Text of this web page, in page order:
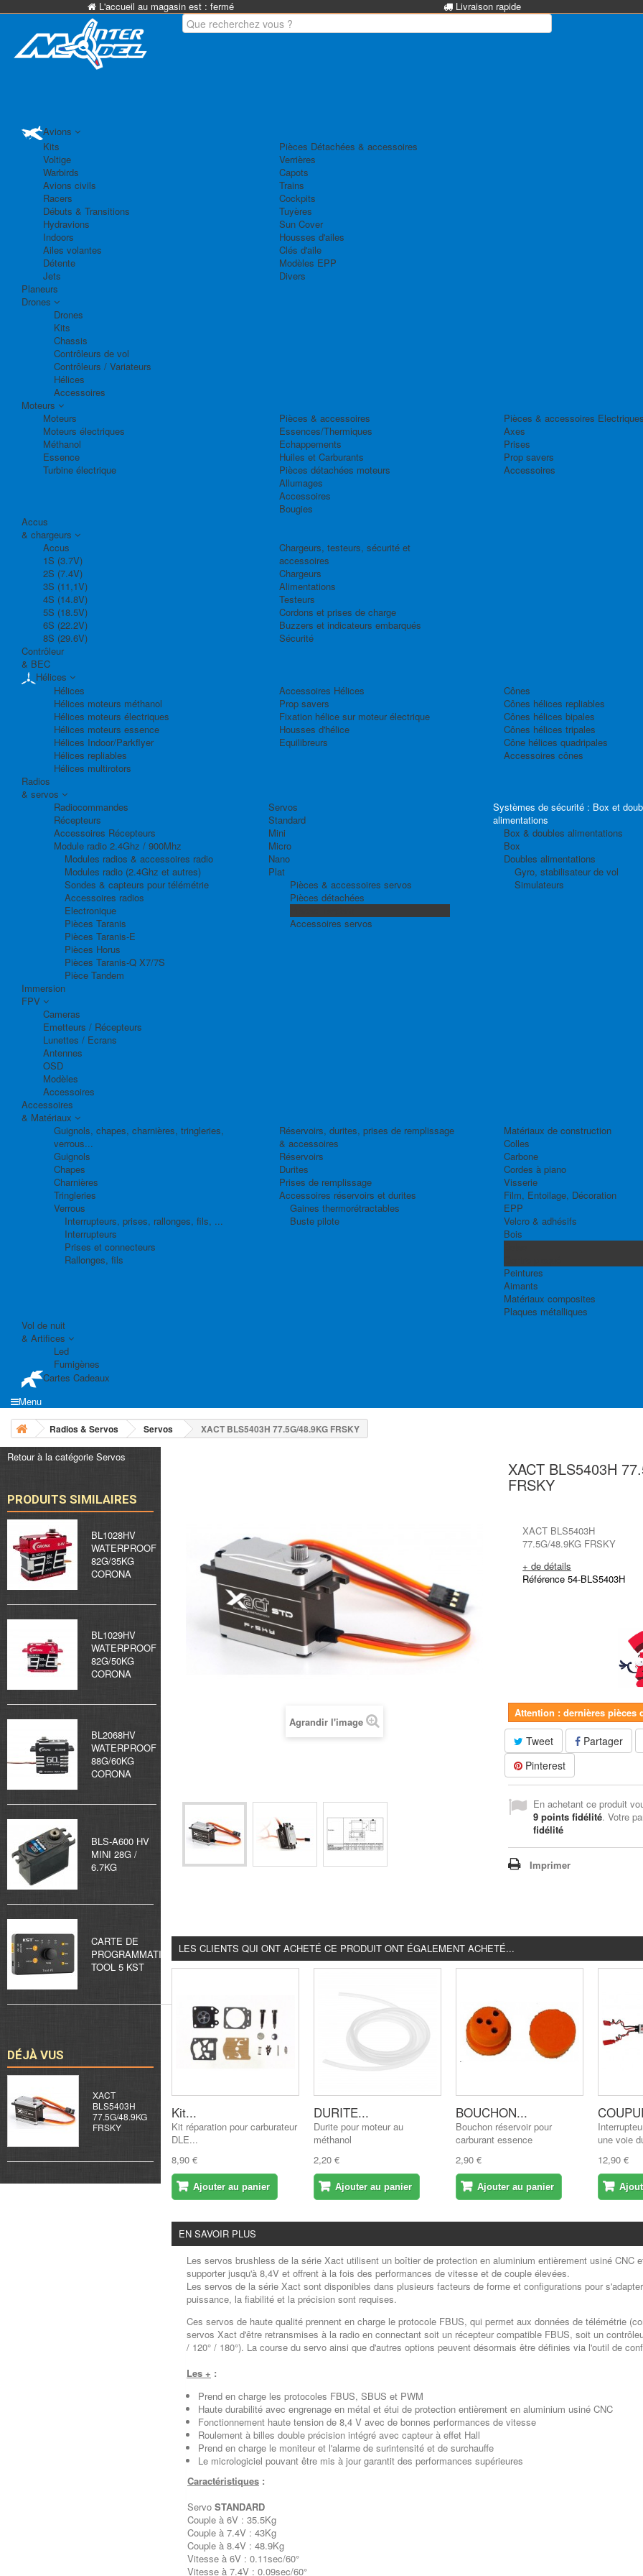
L'accueil au magasin est : fermé Livraison rapide
Avions
Kits
Voltige
Warbirds
Avions civils
Racers
Débuts & Transitions
Hydravions
Indoors
Ailes volantes
Détente
Jets
Pièces Détachées & accessoires
Verrières
Capots
Trains
Cockpits
Tuyères
Sun Cover
Housses d'ailes
Clés d'aile
Modèles EPP
Divers
Planeurs
Drones
Drones
Kits
Chassis
Contrôleurs de vol
Contrôleurs / Variateurs
Hélices
Accessoires
Moteurs
Moteurs
Moteurs électriques
Méthanol
Essence
Turbine électrique
Pièces & accessoires
Essences/Thermiques
Echappements
Huiles et Carburants
Pièces détachées moteurs
Allumages
Accessoires
Bougies
Pièces & accessoires
Axes
Prises
Prop savers
Accessoires
Accus
& chargeurs
Accus
1S (3.7V)
2S (7.4V)
3S (11,1V)
4S (14.8V)
5S (18.5V)
6S (22.2V)
8S (29.6V)
Chargeurs, testeurs, sécurité et
accessoires
Chargeurs
Alimentations
Testeurs
Cordons et prises de charge
Buzzers et indicateurs embarqués
Sécurité
Contrôleur
& BEC
Hélices
Hélices
Hélices moteurs méthanol
Hélices moteurs électriques
Hélices moteurs essence
Hélices Indoor/Parkflyer
Hélices repliables
Hélices multirotors
Accessoires Hélices
Prop savers
Fixation hélice sur moteur électrique
Housses d'hélice
Equilibreurs
Cônes
Cônes hélices repliables
Cônes hélices bipales
Cônes hélices tripales
Cône hélices quadripales
Accessoires cônes
Radios
& servos
Radiocommandes
Récepteurs
Accessoires Récepteurs
Module radio 2.4Ghz / 900Mhz
Modules radios & accessoires radio
Modules radio (2.4Ghz et autres)
Sondes & capteurs pour télémétrie
Accessoires radios
Electronique
Pièces Taranis
Pièces Taranis-E
Pièces Horus
Pièces Taranis-Q X7/7S
Pièce Tandem
Servos
Standard
Mini
Micro
Nano
Plat
Pièces & accessoires servos
Pièces détachées
Accessoires servos
Systèmes de sécurité : Box et
alimentations
Box & doubles alimentations
Box
Doubles alimentations
Gyro, stabilisateur de vol
Simulateurs
Immersion
FPV
Cameras
Emetteurs / Récepteurs
Lunettes / Ecrans
Antennes
OSD
Modèles
Accessoires
Accessoires
& Matériaux
Guignols, chapes, charnières, tringleries,
verrous...
Guignols
Chapes
Charnières
Tringleries
Verrous
Interrupteurs, prises, rallonges, fils, ...
Interrupteurs
Prises et connecteurs
Rallonges, fils
Réservoirs, durites, prises de remplissage
& accessoires
Réservoirs
Durites
Prises de remplissage
Accessoires réservoirs et durites
Gaines thermorétractables
Buste pilote
Matériaux de construction
Colles
Carbone
Cordes à piano
Visserie
Film, Entoilage, Décoration
EPP
Velcro & adhésifs
Bois
Peintures
Aimants
Matériaux composites
Plaques métalliques
Vol de nuit
& Artifices
Led
Fumigènes
Cartes Cadeaux
Menu
Radios & Servos Servos XACT BLS5403H 77.5G/48.9KG FRSKY
Retour à la catégorie Servos
PRODUITS SIMILAIRES
BL1028HV
WATERPROOF
82G/35KG
CORONA
BL1029HV
WATERPROOF
82G/50KG
CORONA
BL2068HV
WATERPROOF
88G/60KG
CORONA
BLS-A600 HV
MINI 28G /
6.7KG
CARTE DE
PROGRAMMATION
TOOL 5 KST
DÉJÀ VUS
XACT
BLS5403H
77.5G/48.9KG
FRSKY
Agrandir l'image
XACT BLS5403H
FRSKY
XACT BLS5403H
77.5G/48.9KG FRSKY
+ de détails
Référence 54-BLS5403H
Attention : dernières pièces
Tweet
Partager
Pinterest
En achetant ce produit
9 points fidélité. Votre
fidélité
Imprimer
LES CLIENTS QUI ONT ACHETÉ CE PRODUIT ONT ÉGALEMENT ACHETÉ...
Kit...
Kit réparation pour carburateur
DLE...
8,90 €
Ajouter au panier
DURITE...
Durite pour moteur au
méthanol
2,20 €
Ajouter au panier
BOUCHON...
Bouchon réservoir pour
carburant essence
2,90 €
Ajouter au panier
une voie
12,90 €
EN SAVOIR PLUS
Les servos brushless de la série Xact utilisent un boîtier de protection en aluminium entièrement usiné
supporter jusqu'à 8,4V et offrent à la fois des performances de vitesse et de couple élevées.
Les servos de la série Xact sont disponibles dans plusieurs facteurs de forme et configurations pour
puissance, la fiabilité et la précision sont requises.
Ces servos de haute qualité prennent en charge le protocole FBUS, qui permet aux données de télémétrie
servos Xact d'être retransmises à la radio en connectant soit un récepteur compatible FBUS, soit un
/ 120° / 180°). La course du servo ainsi que d'autres options peuvent désormais être définies via l'outil de
Les + :
Prend en charge les protocoles FBUS, SBUS et PWM
Haute durabilité avec engrenage en métal et étui de protection entièrement en aluminium usiné CNC
Fonctionnement haute tension de 8,4 V avec de bonnes performances de vitesse
Roulement à billes double précision intégré avec capteur à effet Hall
Prend en charge le moniteur et l'alarme de surintensité et de surchauffe
Le micrologiciel pouvant être mis à jour garantit des performances supérieures
Caractéristiques :
Servo STANDARD
Couple à 6V : 35.5Kg
Couple à 7.4V : 43Kg
Couple à 8.4V : 48.9Kg
Vitesse à 6V : 0.11sec/60°
Vitesse à 7.4V : 0.09sec/60°